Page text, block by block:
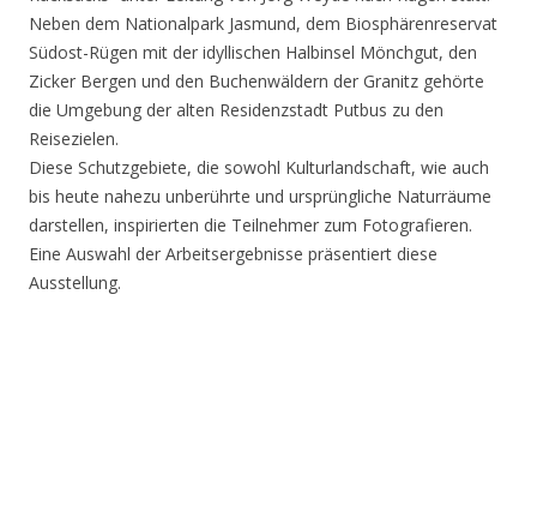
Neben dem Nationalpark Jasmund, dem Biosphärenreservat
Südost-Rügen mit der idyllischen Halbinsel Mönchgut, den
Zicker Bergen und den Buchenwäldern der Granitz gehörte
die Umgebung der alten Residenzstadt Putbus zu den
Reisezielen.
Diese Schutzgebiete, die sowohl Kulturlandschaft, wie auch
bis heute nahezu unberührte und ursprüngliche Naturräume
darstellen, inspirierten die Teilnehmer zum Fotografieren.
Eine Auswahl der Arbeitsergebnisse präsentiert diese
Ausstellung.